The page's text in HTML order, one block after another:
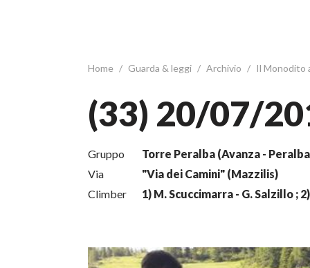
Home / Guarda & leggi / Archivio / Il Monodito
(33) 20/07/
Gruppo
Torre Peralba (Avanza -
Via
"Via dei Camini" (Mazzilis)
Climber
1) M. Scuccimarra - G. Salzillo ;